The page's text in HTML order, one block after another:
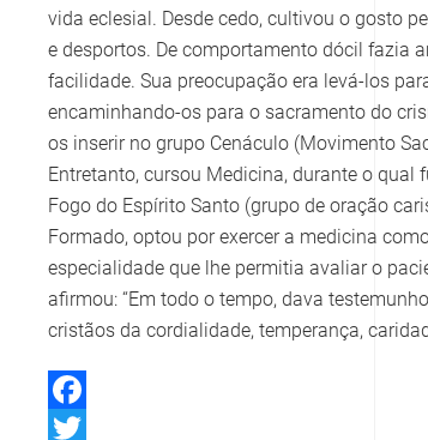
vida eclesial. Desde cedo, cultivou o gosto
e desportos. De comportamento dócil fazia
facilidade. Sua preocupação era levá-los
encaminhando-os para o sacramento do
os inserir no grupo Cenáculo (Movimento
Entretanto, cursou Medicina, durante o qual
Fogo do Espírito Santo (grupo de oração
Formado, optou por exercer a medicina
especialidade que lhe permitia avaliar o
afirmou: “Em todo o tempo, dava
cristãos da cordialidade, temperança,
Facebook